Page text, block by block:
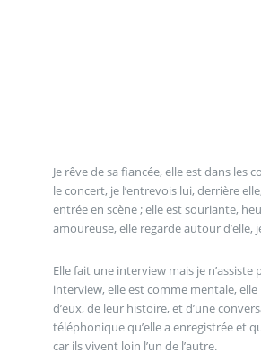
Je rêve de sa fiancée, elle est dans les
le concert, je l’entrevois lui, derrière
entrée en scène ; elle est souriante,
amoureuse, elle regarde autour d’elle,
Elle fait une interview mais je n’assiste
interview, elle est comme mentale, elle
d’eux, de leur histoire, et d’une
téléphonique qu’elle a enregistrée et
car ils vivent loin l’un de l’autre.